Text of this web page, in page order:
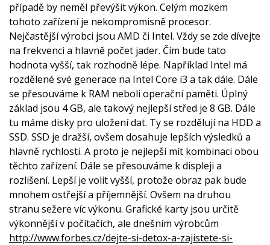
případě by neměl převýšit výkon. Celým mozkem
tohoto zařízení je nekompromisně procesor.
Nejčastější výrobci jsou AMD či Intel. Vždy se zde dívejte
na frekvenci a hlavně počet jader. Čím bude tato
hodnota vyšší, tak rozhodně lépe. Například Intel má
rozdělené své generace na Intel Core i3 a tak dále. Dále
se přesouváme k RAM neboli operační paměti. Úplný
základ jsou 4 GB, ale takový nejlepší střed je 8 GB. Dále
tu máme disky pro uložení dat. Ty se rozdělují na HDD a
SSD. SSD je dražší, ovšem dosahuje lepších výsledků a
hlavně rychlosti. A proto je nejlepší mít kombinaci obou
těchto zařízení. Dále se přesouváme k displeji a
rozlišení. Lepší je volit vyšší, protože obraz pak bude
mnohem ostřejší a příjemnější. Ovšem na druhou
stranu sežere víc výkonu. Grafické karty jsou určitě
výkonnější v počítačích, ale dnešním výrobcům
http://www.forbes.cz/dejte-si-detox-a-zajistete-si-